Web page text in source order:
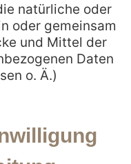
natürliche oder
oder gemeinsam
und Mittel der
Daten
o. Ä.)